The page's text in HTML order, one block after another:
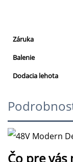
Záruka
Balenie
Dodacia lehota
Čo pre